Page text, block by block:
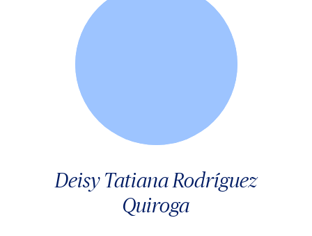
Deisy Tatiana Rodríguez
Quiroga